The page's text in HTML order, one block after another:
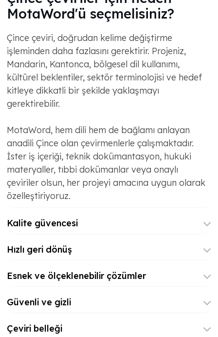
MotaWord'ü seçmelisiniz?
Çince çeviri, doğrudan kelime değiştirme
işleminden daha fazlasını gerektirir. Projeniz,
Mandarin, Kantonca, bölgesel dil kullanımı,
kültürel beklentiler, sektör terminolojisi ve hedef
kitleye dikkatli bir şekilde yaklaşmayı
gerektirebilir.
MotaWord, hem dili hem de bağlamı anlayan
anadili Çince olan çevirmenlerle çalışmaktadır.
İster iş içeriği, teknik dokümantasyon, hukuki
materyaller, tıbbi dokümanlar veya onaylı
çeviriler olsun, her projeyi amacına uygun olarak
özelleştiriyoruz.
Kalite güvencesi
Hızlı geri dönüş
Esnek ve ölçeklenebilir çözümler
Güvenli ve gizli
Çeviri belleği